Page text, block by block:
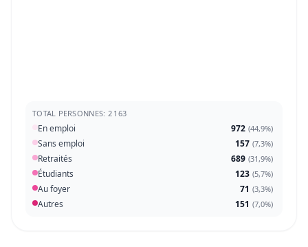
TOTAL PERSONNES: 2 163
En emploi 972 (44,9%)
Sans emploi 157 (7,3%)
Retraités 689 (31,9%)
Étudiants 123 (5,7%)
Au foyer 71 (3,3%)
Autres 151 (7,0%)